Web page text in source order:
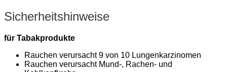
Sicherheitshinweise
für Tabakprodukte
Rauchen verursacht 9 von 10 Lungenkarzinomen
Rauchen verursacht Mund-, Rachen- und